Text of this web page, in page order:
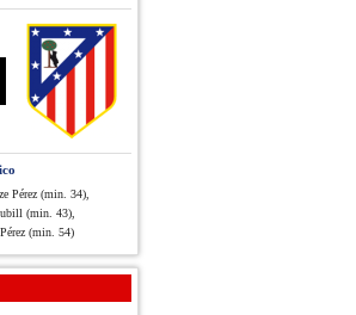
Pérez (min. 34),
(min. 43),
(min. 54)